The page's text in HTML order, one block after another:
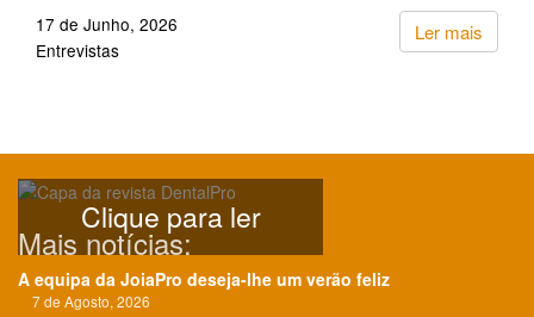
Ler mais
17 de Junho, 2026
Entrevistas
Clique para ler
Mais notícias:
A equipa da JoiaPro deseja-lhe um verão feliz
7 de Agosto, 2026